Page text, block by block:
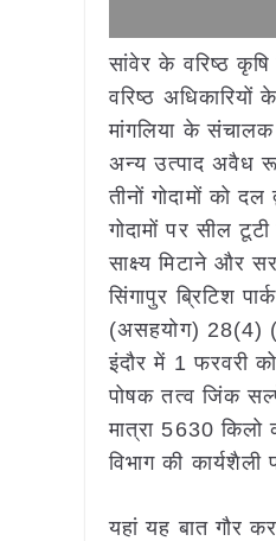
सांवेर के वरिष्ठ
वरिष्ठ
मांगलिया के संचालक
अन्य उत्पाद अवैध
तीनों गोदामों को
गोदामों पर सील
साक्ष्य मिटाने और
सिंगापुर ब्रिटिश
(असहयोग) 28(4)
इंदौर में 1 फरवरी
पोषक तत्व जिंक
मात्रा 5630 किलो
विभाग की कार्यशैली
यहां यह बात गौर